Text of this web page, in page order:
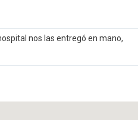
nos las entregó en mano,